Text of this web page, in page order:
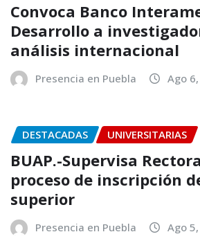
Convoca Banco
Desarrollo a
análisis internacional
Presencia en Puebla Ago
DESTACADAS UNIVERSITARIAS
BUAP.-Supervisa
proceso de inscripción
superior
Presencia en Puebla Ago